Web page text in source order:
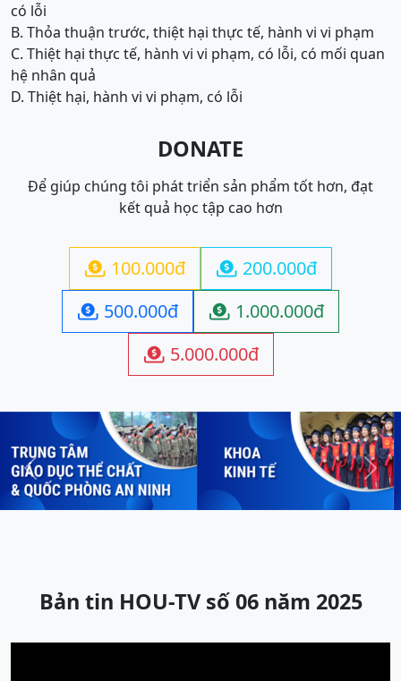
có lỗi
B. Thỏa thuận trước, thiệt hại thực tế, hành vi vi phạm
C. Thiệt hại thực tế, hành vi vi phạm, có lỗi, có mối quan
hệ nhân quả
D. Thiệt hại, hành vi vi phạm, có lỗi
DONATE
Để giúp chúng tôi phát triển sản phẩm tốt hơn, đạt
kết quả học tập cao hơn
 100.000đ  200.000đ
 500.000đ  1.000.000đ
 5.000.000đ
Previous Next
Bản tin HOU-TV số 06 năm 2025